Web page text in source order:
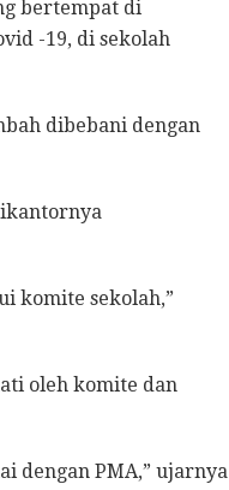
bertempat di
-19, di sekolah
dibebani dengan
komite sekolah,”
oleh komite dan
dengan PMA,” ujarnya